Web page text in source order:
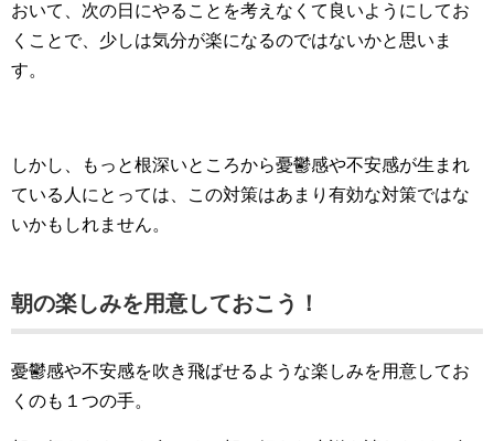
おいて、次の日にやることを考えなくて良いようにしてお
くことで、少しは気分が楽になるのではないかと思いま
す。
しかし、もっと根深いところから憂鬱感や不安感が生まれ
ている人にとっては、この対策はあまり有効な対策ではな
いかもしれません。
朝の楽しみを用意しておこう！
憂鬱感や不安感を吹き飛ばせるような楽しみを用意してお
くのも１つの手。